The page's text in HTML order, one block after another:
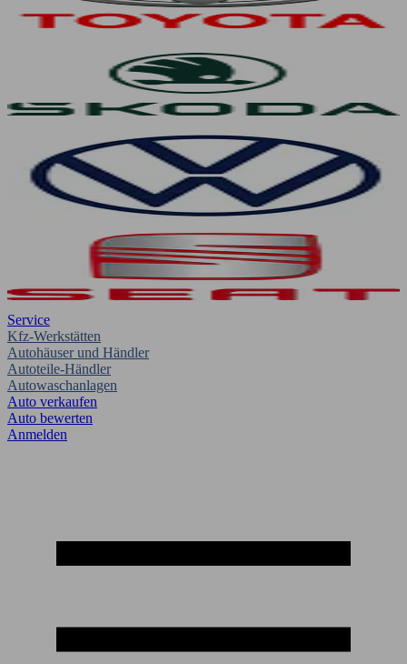
Service
Kfz-Werkstätten
Autohäuser und Händler
Autoteile-Händler
Autowaschanlagen
Auto verkaufen
Auto bewerten
Anmelden